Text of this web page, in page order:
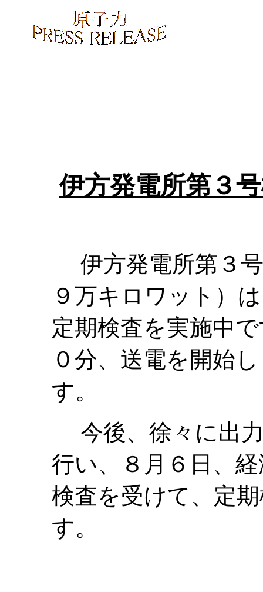
伊方発電所第３
伊方発電所第３
９万キロワット）
定期検査を実施中
０分、送電を開始
す。
今後、徐々に出
行い、８月６日、
検査を受けて、定
す。